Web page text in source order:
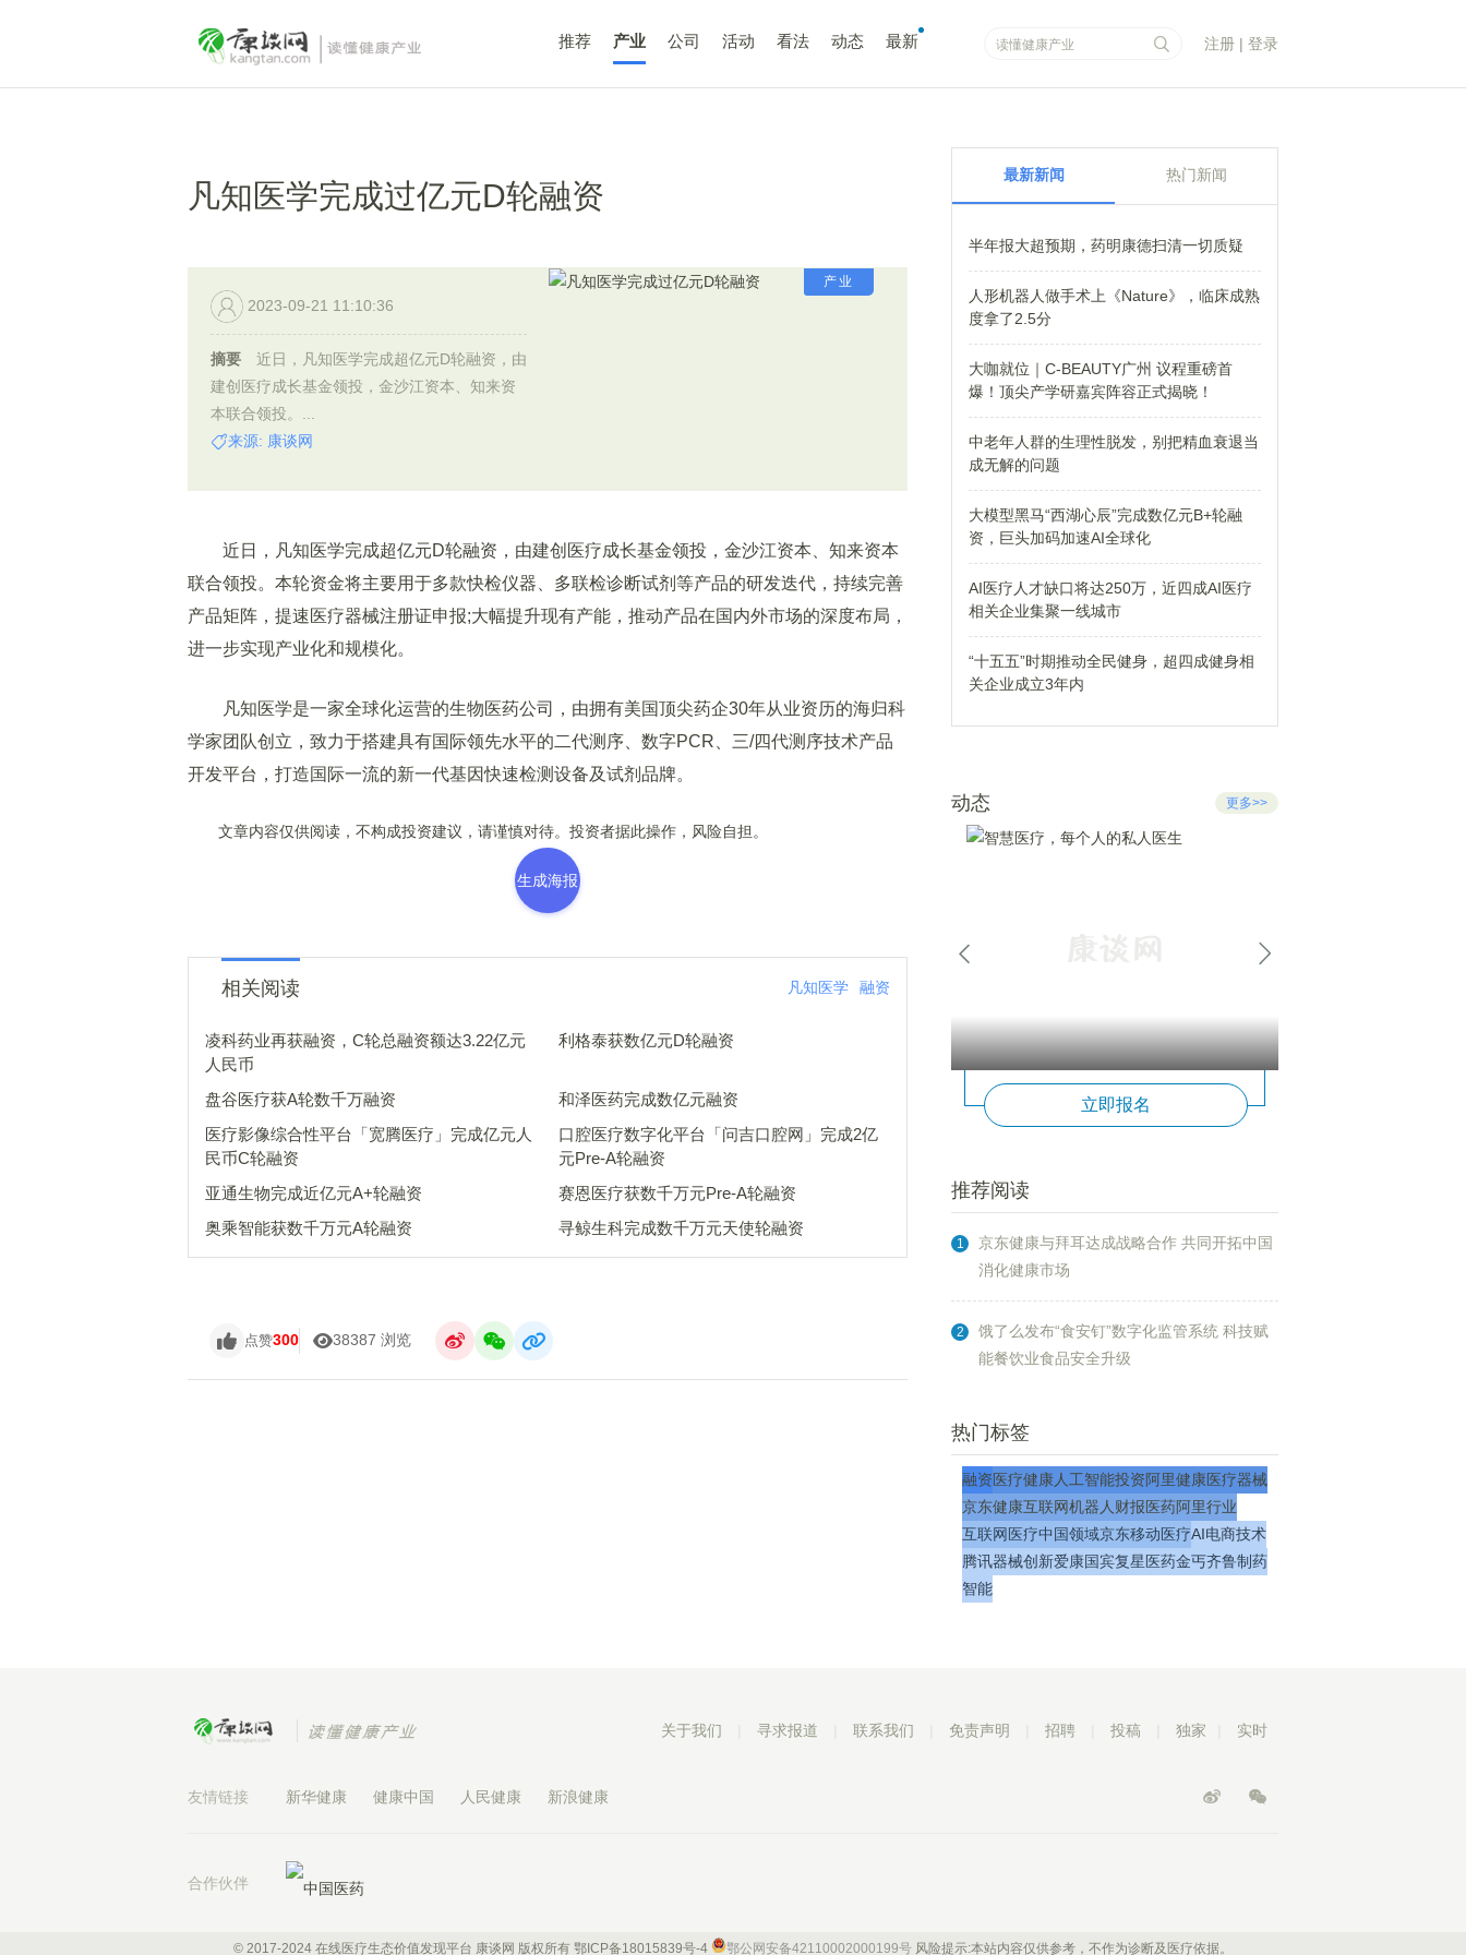
推荐 产业 公司 活动 看法 动态 最新 注册 | 登录
凡知医学完成过亿元D轮融资
产业
2023-09-21 11:10:36
摘要
近日，凡知医学完成超亿元D轮融资，由
建创医疗成长基金领投，金沙江资本、知来资
本联合领投。...
来源: 康谈网
近日，凡知医学完成超亿元D轮融资，由建创医疗成长基金领投，金沙江资本、知来资本
联合领投。本轮资金将主要用于多款快检仪器、多联检诊断试剂等产品的研发迭代，持续完善
产品矩阵，提速医疗器械注册证申报;大幅提升现有产能，推动产品在国内外市场的深度布局，
进一步实现产业化和规模化。
凡知医学是一家全球化运营的生物医药公司，由拥有美国顶尖药企30年从业资历的海归科
学家团队创立，致力于搭建具有国际领先水平的二代测序、数字PCR、三/四代测序技术产品
开发平台，打造国际一流的新一代基因快速检测设备及试剂品牌。
文章内容仅供阅读，不构成投资建议，请谨慎对待。投资者据此操作，风险自担。
生成海报
相关阅读 凡知医学 融资
凌科药业再获融资，C轮总融资额达3.22亿元
人民币
利格泰获数亿元D轮融资
盘谷医疗获A轮数千万融资
和泽医药完成数亿元融资
医疗影像综合性平台「宽腾医疗」完成亿元人
民币C轮融资
口腔医疗数字化平台「问吉口腔网」完成2亿
元Pre-A轮融资
亚通生物完成近亿元A+轮融资
赛恩医疗获数千万元Pre-A轮融资
奥乘智能获数千万元A轮融资
寻鲸生科完成数千万元天使轮融资
点赞300 38387 浏览
最新新闻 热门新闻
半年报大超预期，药明康德扫清一切质疑
人形机器人做手术上《Nature》，临床成熟
度拿了2.5分
大咖就位｜C-BEAUTY广州 议程重磅首
爆！顶尖产学研嘉宾阵容正式揭晓！
中老年人群的生理性脱发，别把精血衰退当
成无解的问题
大模型黑马“西湖心辰”完成数亿元B+轮融
资，巨头加码加速AI全球化
AI医疗人才缺口将达250万，近四成AI医疗
相关企业集聚一线城市
“十五五”时期推动全民健身，超四成健身相
关企业成立3年内
动态 更多>>
立即报名
推荐阅读
1
京东健康与拜耳达成战略合作 共同开拓中国
消化健康市场
2
饿了么发布“食安钉”数字化监管系统 科技赋
能餐饮业食品安全升级
热门标签
融资医疗健康人工智能投资阿里健康医疗器械
京东健康互联网机器人 财报医药阿里行业
互联网医疗中国领域京东移动医疗AI电商技术
腾讯器械创新爱康国宾复星医药金丐齐鲁制药
智能
关于我们 寻求报道 联系我们 免责声明 招聘 投稿 独家 实时
友情链接 新华健康 健康中国 人民健康 新浪健康
合作伙伴
© 2017-2024 在线医疗生态价值发现平台 康谈网 版权所有 鄂ICP备18015839号-4 鄂公网安备42110002000199号 风险提示:本站内容仅供参考，不作为诊断及医疗依据。